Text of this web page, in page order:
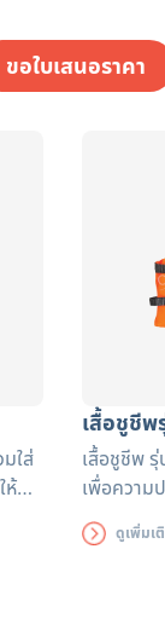
ขอใบเสนอราคา
ใส่
ห้
ได้
ก
เสื้อชูชีพ
เสื้อชูชีพ
เพื่อความ
ลอยตัวใน
ไกล เหมา
ดูเพิ่มเ